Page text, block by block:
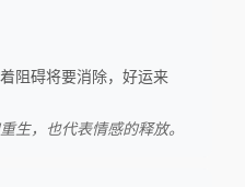
阻碍将要消除，好运来
生，也代表情感的释放。